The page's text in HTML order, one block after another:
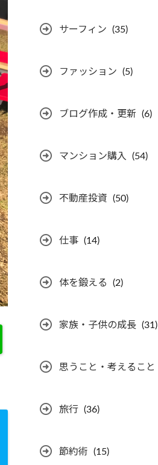
サーフィン (35)
ファッション (5)
ブログ作成・更新 (6)
マンション購入 (54)
不動産投資 (50)
仕事 (14)
体を鍛える (2)
家族・子供の成長 (31)
思うこと・考えること
旅行 (36)
節約術 (15)